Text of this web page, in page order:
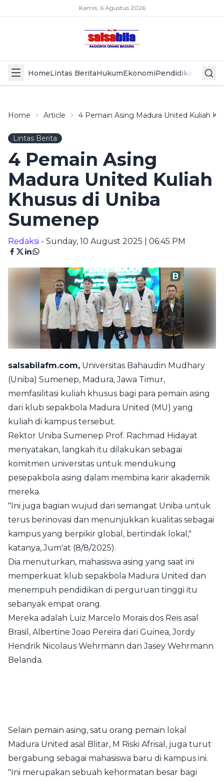
Kamis, 6 Agustus 2026
HomeLintas BeritaHukumEkonomiPendidikan Politik
Home Article 4 Pemain Asing Madura United Kuliah
Lintas Berita
4 Pemain Asing
Madura United Kuliah
Khusus di Uniba
Sumenep
Redaksi - Sunday, 10 August 2025 | 06:45 PM
salsabilafm.com, Universitas Bahaudin Mudhary
(Uniba) Sumenep, Madura, Jawa Timur,
memfasilitasi kuliah khusus bagi para pemain asing
dari klub sepakbola Madura United (MU) yang
kuliah di kampus tersebut.
Rektor Uniba Sumenep Prof. Rachmad Hidayat
menyatakan, langkah itu dilakukan sebagai
komitmen universitas untuk mendukung
pesepakbola asing dalam membina karir akademik
mereka.
"Ini juga bagian wujud dari semangat Uniba untuk
terus berinovasi dan menunjukkan kualitas sebagai
kampus yang berpikir global, bertindak lokal,"
katanya, Jum'at (8/8/2025).
Dia menuturkan, mahasiswa asing yang saat ini
memperkuat klub sepakbola Madura United dan
menempuh pendidikan di perguruan tinggi itu
sebanyak empat orang.
Mereka adalah Luiz Marcelo Morais dos Reis asal
Brasil, Albertine Joao Pereira dari Guinea, Jordy
Hendrik Nicolaus Wehrmann dan Jasey Wehrmann
Belanda.
Selain pemain asing, satu orang pemain lokal
Madura United asal Blitar, M Riski Afrisal, juga turut
bergabung sebagai mahasiswa baru di kampus ini.
"Ini merupakan sebuah kehormatan besar bagi